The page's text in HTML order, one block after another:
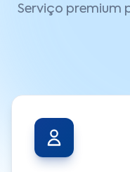
Serviço premium